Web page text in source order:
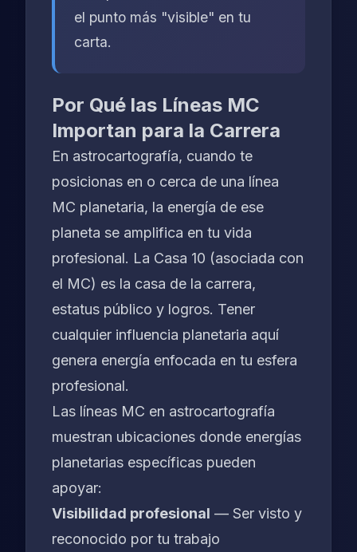
el punto más "visible" en tu
carta.
Por Qué las Líneas MC
Importan para la Carrera
En astrocartografía, cuando te
posicionas en o cerca de una línea
MC planetaria, la energía de ese
planeta se amplifica en tu vida
profesional. La Casa 10 (asociada con
el MC) es la casa de la carrera,
estatus público y logros. Tener
cualquier influencia planetaria aquí
genera energía enfocada en tu esfera
profesional.
Las líneas MC en astrocartografía
muestran ubicaciones donde energías
planetarias específicas pueden
apoyar:
Visibilidad profesional — Ser visto y
reconocido por tu trabajo